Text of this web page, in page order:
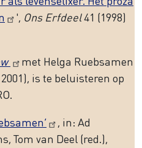
', Ons Erfdeel41 (1998)
met Helga Ruebsamen
is te beluisteren op
, in: Ad
Tom van Deel (red.),